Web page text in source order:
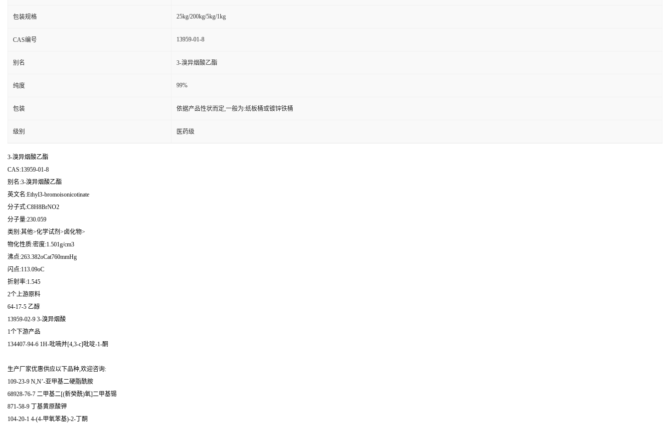
包装规格 25kg/200kg/5kg/1kg
CAS编号 13959-01-8
别名 3-溴异烟酸乙酯
纯度 99%
包装 依据产品性状而定,一般为:纸板桶或镀锌铁桶
级别 医药级
3-溴异烟酸乙酯
CAS:13959-01-8
别名:3-溴异烟酸乙酯
英文名:Ethyl3-bromoisonicotinate
分子式:C8H8BrNO2
分子量:230.059
类别:其他>化学试剂>卤化物>
物化性质:密度:1.501g/cm3
沸点:263.382oCat760mmHg
闪点:113.09oC
折射率:1.545
2个上游原料
64-17-5 乙醇
13959-02-9 3-溴异烟酸
1个下游产品
134407-94-6 1H-吡喃并[4,3-c]吡啶-1-酮
生产厂家优惠供应以下品种,欢迎咨询:
109-23-9 N,N’-亚甲基二硬脂酰胺
68928-76-7 二甲基二[(新癸酰)氧]二甲基锡
871-58-9 丁基黄原酸钾
104-20-1 4-(4-甲氧苯基)-2-丁酮